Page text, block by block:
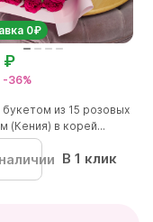
0₽
-36%
₽
из 15 розовых
(Кения) в корей...
В 1 клик